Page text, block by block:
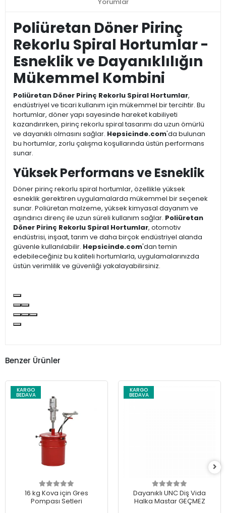
Yorumlar
Poliüretan Döner Pirinç
Rekorlu Spiral Hortumlar -
Esneklik ve Dayanıklılığın
Mükemmel Kombini
Poliüretan Döner Pirinç Rekorlu Spiral Hortumlar,
endüstriyel ve ticari kullanım için mükemmel bir tercihtir. Bu
hortumlar, döner yapı sayesinde hareket kabiliyeti
kazandırırken, pirinç rekorlu spiral tasarımı da uzun ömürlü
ve dayanıklı olmasını sağlar. Hepsicinde.com'da bulunan
bu hortumlar, zorlu çalışma koşullarında üstün performans
sunar.
Yüksek Performans ve Esneklik
Döner pirinç rekorlu spiral hortumlar, özellikle yüksek
esneklik gerektiren uygulamalarda mükemmel bir seçenek
sunar. Poliüretan malzeme, yüksek kimyasal dayanım ve
aşındırıcı direnç ile uzun süreli kullanım sağlar. Poliüretan
Döner Pirinç Rekorlu Spiral Hortumlar, otomotiv
endüstrisi, inşaat, tarım ve daha birçok endüstriyel alanda
güvenle kullanılabilir. Hepsicinde.com'dan temin
edebileceğiniz bu kaliteli hortumlarla, uygulamalarınızda
üstün verimlilik ve güvenliği yakalayabilirsiniz.
Benzer Ürünler
KARGO
BEDAVA
16 kg Kova için Gres
Pompası Setleri
KARGO
BEDAVA
Dayanıklı UNC Diş Vida
Halka Mastar GEÇMEZ